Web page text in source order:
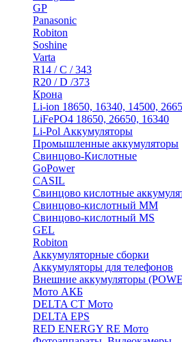
GP
Panasonic
Robiton
Soshine
Varta
R14 / C / 343
R20 / D /373
Крона
Li-ion 18650, 16340, 14500,
LiFePO4 18650, 26650, 16340
Li-Pol Аккумуляторы
Промышленные аккумуляторы
Свинцово-Кислотные
GoPower
CASIL
Свинцово кислотные
Cвинцово-кислотный MM
Cвинцово-кислотный MS
GEL
Robiton
Аккумуляторные сборки
Аккумуляторы для телефонов
Внешние аккумуляторы
Мото АКБ
DELTA CT Мото
DELTA EPS
RED ENERGY RE Мото